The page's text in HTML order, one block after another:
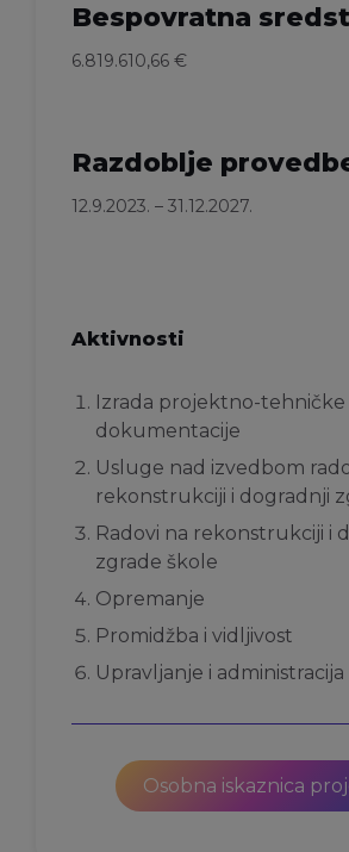
Bespovratna
6.819.610,66 €
Razdoblje
12.9.2023. – 31.12.2027.
Aktivnosti
Izrada projektno-tehničke
dokumentacije
Usluge nad izvedbom
rekonstrukciji i dogradnji
Radovi na rekonstrukciji i
zgrade škole
Opremanje
Promidžba i vidljivost
Upravljanje i administracija
Osobna iskaznica